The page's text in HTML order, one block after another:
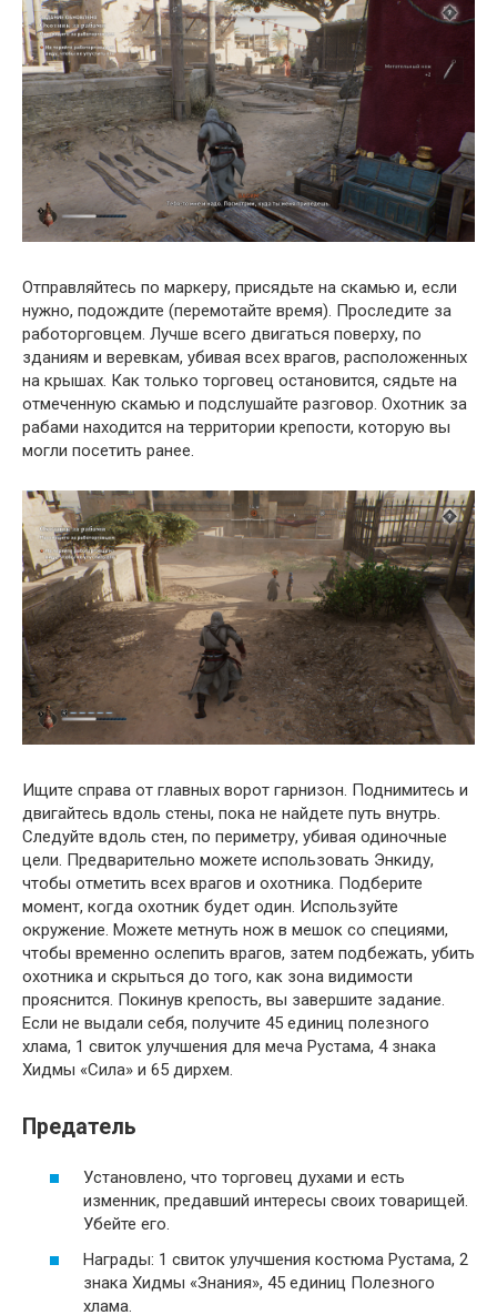
Отправляйтесь по маркеру, присядьте на скамью и, если
нужно, подождите (перемотайте время). Проследите за
работорговцем. Лучше всего двигаться поверху, по
зданиям и веревкам, убивая всех врагов, расположенных
на крышах. Как только торговец остановится, сядьте на
отмеченную скамью и подслушайте разговор. Охотник за
рабами находится на территории крепости, которую вы
могли посетить ранее.
Ищите справа от главных ворот гарнизон. Поднимитесь и
двигайтесь вдоль стены, пока не найдете путь внутрь.
Следуйте вдоль стен, по периметру, убивая одиночные
цели. Предварительно можете использовать Энкиду,
чтобы отметить всех врагов и охотника. Подберите
момент, когда охотник будет один. Используйте
окружение. Можете метнуть нож в мешок со специями,
чтобы временно ослепить врагов, затем подбежать, убить
охотника и скрыться до того, как зона видимости
прояснится. Покинув крепость, вы завершите задание.
Если не выдали себя, получите 45 единиц полезного
хлама, 1 свиток улучшения для меча Рустама, 4 знака
Хидмы «Сила» и 65 дирхем.
Предатель
Установлено, что торговец духами и есть
изменник, предавший интересы своих товарищей.
Убейте его.
Награды: 1 свиток улучшения костюма Рустама, 2
знака Хидмы «Знания», 45 единиц Полезного
хлама.